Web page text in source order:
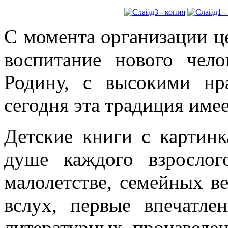
С момента организации
воспитание нового
Родину, с высокими
сегодня эта традиция
Детские книги с
душе каждого
малолетстве, семейных
вслух, первые